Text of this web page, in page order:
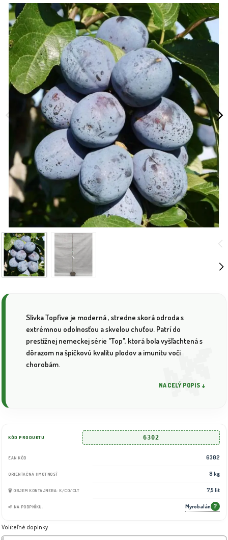
Slivka Topfive je moderná , stredne skorá odroda s
extrémnou odolnosťou a skvelou chuťou. Patrí do
prestížnej nemeckej série "Top", ktorá bola vyšľachtená s
dôrazom na špičkovú kvalitu plodov a imunitu voči
chorobám.
NA CELÝ POPIS ↓
KÓD PRODUKTU 6302
EAN KÓD 6302
ORIENTAČNÁ HMOTNOSŤ 8 kg
🗑️ OBJEM KONTAJNERA: K/CO/CLT 7,5 lit
🌱 NA PODPNÍKU: Myrobalán ?
Voliteľné doplnky